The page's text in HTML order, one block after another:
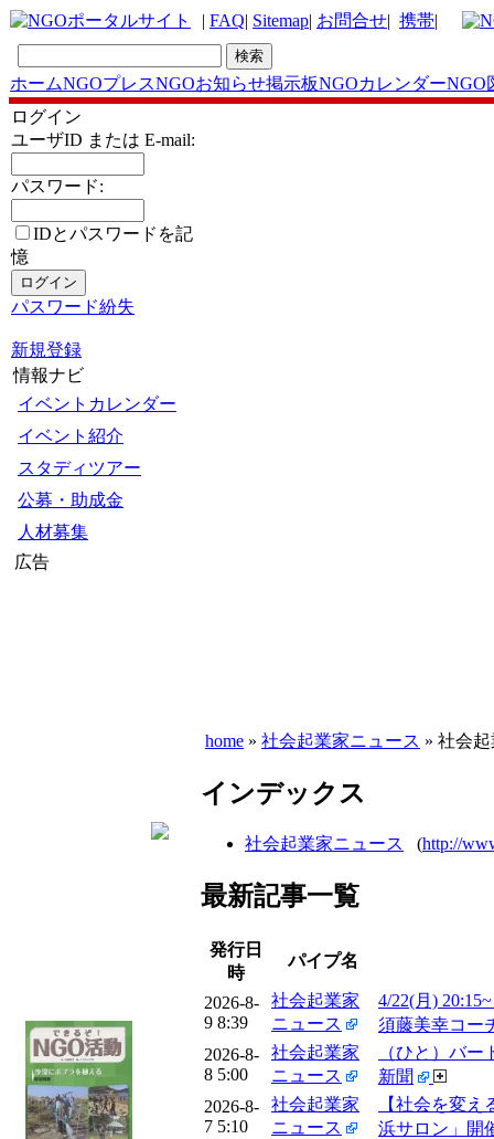
| FAQ| Sitemap| お問合せ| 携帯|
ホームNGOプレスNGOお知らせ掲示板NGOカレンダーNGO
ログイン
ユーザID または E-mail:
パスワード:
IDとパスワードを記
憶
パスワード紛失
新規登録
情報ナビ
イベントカレンダー
イベント紹介
スタディツアー
公募・助成金
人材募集
広告
home » 社会起業家ニュース » 社会
インデックス
社会起業家ニュース (http://
最新記事一覧
発行日
時
パイプ名
2026-8-
9 8:39
社会起業家
ニュース
4/22(月)
須藤美幸コー
2026-8-
8 5:00
社会起業家
ニュース
（ひと）バ
新聞
2026-8-
7 5:10
社会起業家
ニュース
【社会を変
浜サロン」開